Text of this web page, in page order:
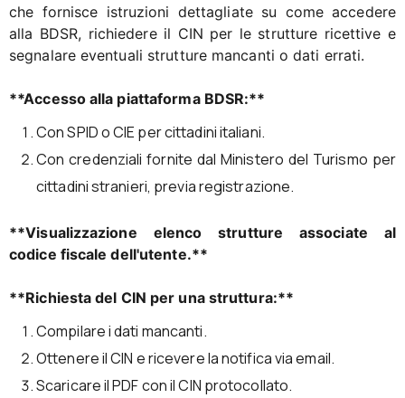
che fornisce istruzioni dettagliate su come accedere
alla BDSR, richiedere il CIN per le strutture ricettive e
segnalare eventuali strutture mancanti o dati errati.
**Accesso alla piattaforma BDSR:**
Con SPID o CIE per cittadini italiani.
Con credenziali fornite dal Ministero del Turismo per
cittadini stranieri, previa registrazione.
**Visualizzazione elenco strutture associate al
codice fiscale dell'utente.**
**Richiesta del CIN per una struttura:**
Compilare i dati mancanti.
Ottenere il CIN e ricevere la notifica via email.
Scaricare il PDF con il CIN protocollato.